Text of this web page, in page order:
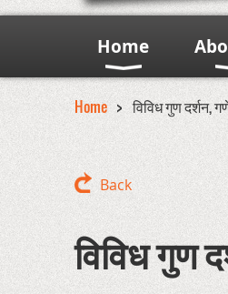
Home
Home विविध गुण दर्शन,
Back
विविध गुण